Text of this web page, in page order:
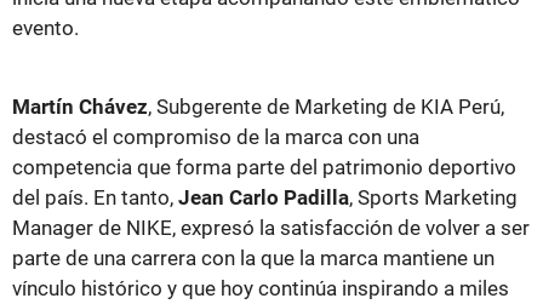
evento.
Martín Chávez, Subgerente de Marketing de KIA Perú,
destacó el compromiso de la marca con una
competencia que forma parte del patrimonio deportivo
del país. En tanto, Jean Carlo Padilla, Sports Marketing
Manager de NIKE, expresó la satisfacción de volver a ser
parte de una carrera con la que la marca mantiene un
vínculo histórico y que hoy continúa inspirando a miles